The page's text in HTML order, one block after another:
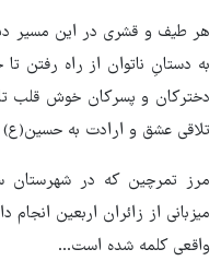
هر طیف و قشری در این مسیر
به دستانِ ناتوان از راه رفتن
دخترکان و پسرکان خوش قلب تا
تلاقی عشق و ارادت به
مرز تمرچین که در شهرستان
میزبانی از زائران اربعین
واقعی کلمه شده است...